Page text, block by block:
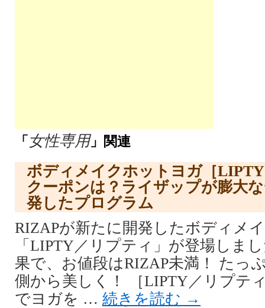
「 女性専用」関連
ボディメイクホットヨガ［
クーポンは？ライザップが膨大
発したプログラム
RIZAPが新たに開発したボディメ
「LIPTY／リプティ」が登場しま
果で、お値段はRIZAP未満！ たっ
側から美しく！ ［LIPTY／リプテ
でヨガを … 続きを読む →